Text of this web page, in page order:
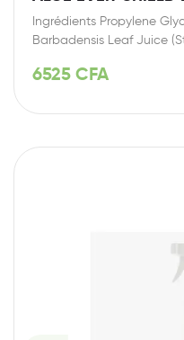
Ingrédients Propylene
Barbadensis Leaf Juice
6525 CFA